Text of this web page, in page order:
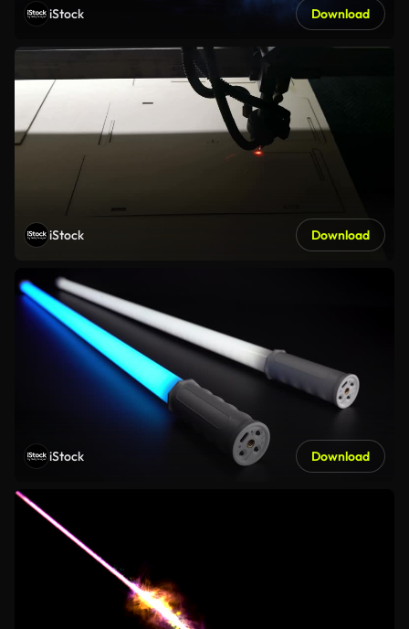
iStock Download
iStock Download
iStock Download